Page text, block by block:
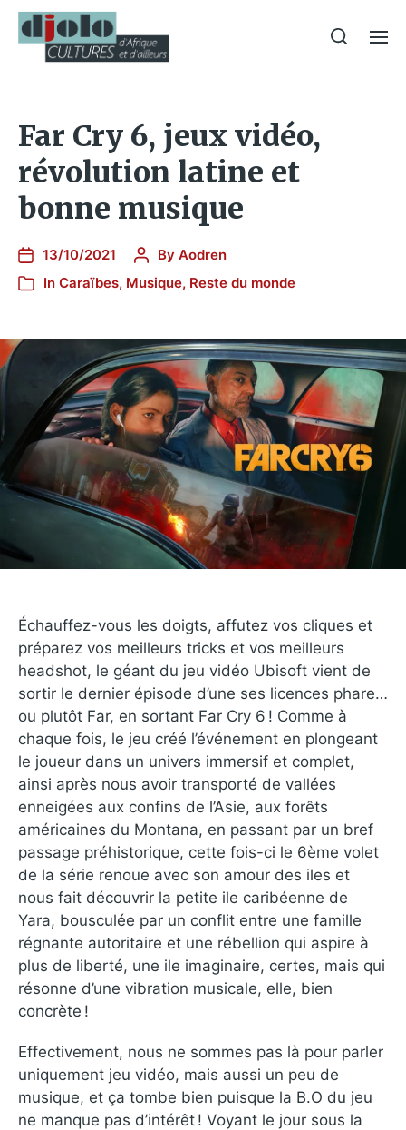
Far Cry 6, jeux vidéo,
révolution latine et
bonne musique
13/10/2021 By Aodren
In Caraïbes, Musique, Reste du monde
Échauffez-vous les doigts, affutez vos cliques et
préparez vos meilleurs tricks et vos meilleurs
headshot, le géant du jeu vidéo Ubisoft vient de
sortir le dernier épisode d’une ses licences phare…
ou plutôt Far, en sortant Far Cry 6 ! Comme à
chaque fois, le jeu créé l’événement en plongeant
le joueur dans un univers immersif et complet,
ainsi après nous avoir transporté de vallées
enneigées aux confins de l’Asie, aux forêts
américaines du Montana, en passant par un bref
passage préhistorique, cette fois-ci le 6ème volet
de la série renoue avec son amour des iles et
nous fait découvrir la petite ile caribéenne de
Yara, bousculée par un conflit entre une famille
régnante autoritaire et une rébellion qui aspire à
plus de liberté, une ile imaginaire, certes, mais qui
résonne d’une vibration musicale, elle, bien
concrète !
Effectivement, nous ne sommes pas là pour parler
uniquement jeu vidéo, mais aussi un peu de
musique, et ça tombe bien puisque la B.O du jeu
ne manque pas d’intérêt ! Voyant le jour sous la